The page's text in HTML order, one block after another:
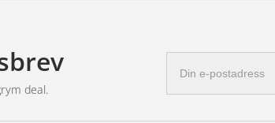
deal.
postadress